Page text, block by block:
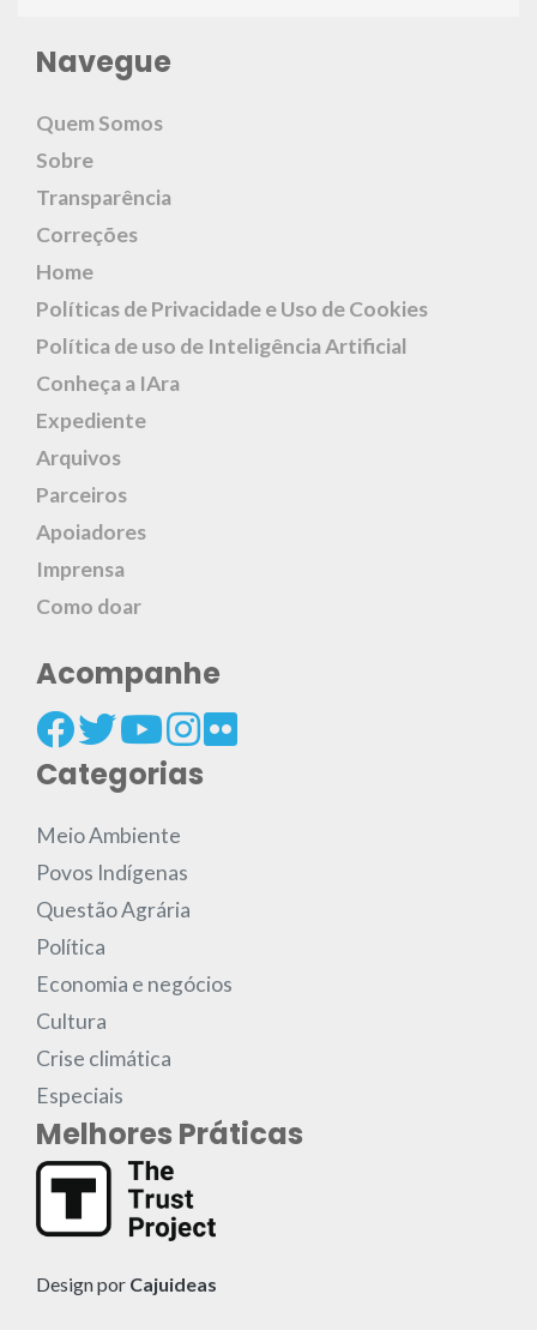
Navegue
Quem Somos
Sobre
Transparência
Correções
Home
Políticas de Privacidade e Uso de Cookies
Política de uso de Inteligência Artificial
Conheça a IAra
Expediente
Arquivos
Parceiros
Apoiadores
Imprensa
Como doar
Acompanhe
Categorias
Meio Ambiente
Povos Indígenas
Questão Agrária
Política
Economia e negócios
Cultura
Crise climática
Especiais
Melhores Práticas
Design por Cajuideas